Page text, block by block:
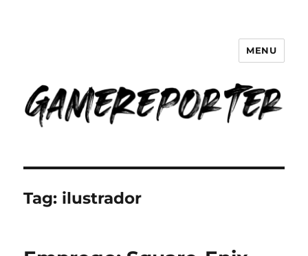
GameReporter | Cultura Gamer
MENU
Tag: ilustrador